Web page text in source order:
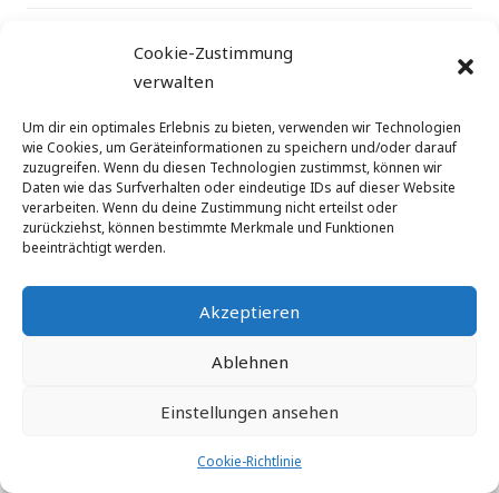
Cookie-Zustimmung
verwalten
Um dir ein optimales Erlebnis zu bieten, verwenden wir Technologien
wie Cookies, um Geräteinformationen zu speichern und/oder darauf
zuzugreifen. Wenn du diesen Technologien zustimmst, können wir
Daten wie das Surfverhalten oder eindeutige IDs auf dieser Website
verarbeiten. Wenn du deine Zustimmung nicht erteilst oder
zurückziehst, können bestimmte Merkmale und Funktionen
beeinträchtigt werden.
Akzeptieren
Ablehnen
Einstellungen ansehen
Cookie-Richtlinie
augeon ag| Via San Gottardo 10 |CH-6900 Lugano
| Schweiz | E-Mail: info@augeon.com